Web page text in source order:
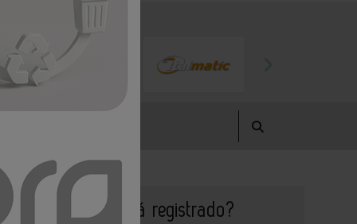
¿Aún no está registrado?